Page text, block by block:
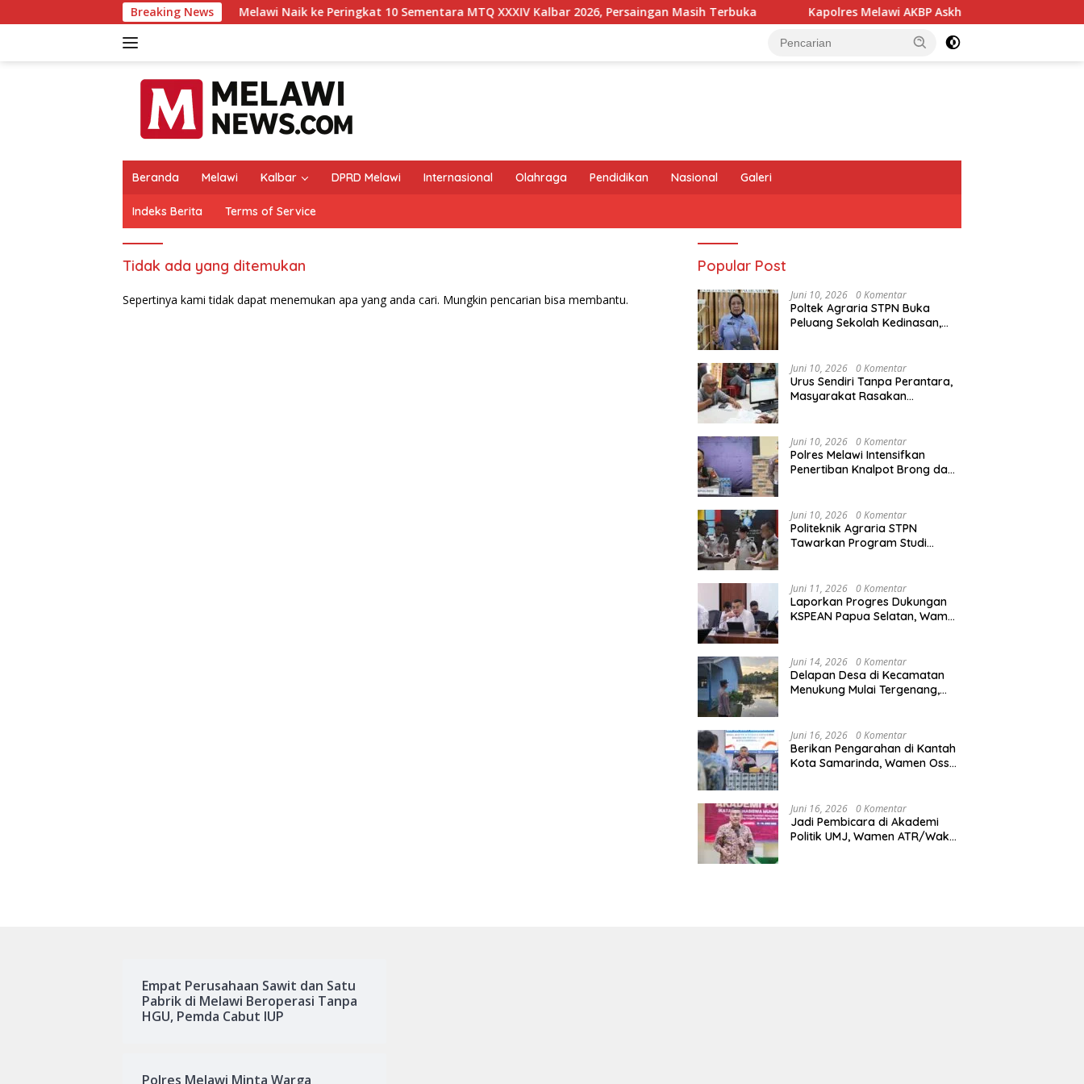
ke
Breaking NewsMelawi Naik ke Peringkat 10 Sementara MTQ XXXIV Kalbar 2026, Persaingan Masih Terbuka Kapolres Melawi AKBP Askhabul Kahfi Soroti Tujuh
Beranda Melawi Kalbar DPRD Melawi Internasional Olahraga Pendidikan Nasional Galeri
Indeks Berita Terms of Service
Tidak ada yang ditemukan
Sepertinya kami tidak dapat menemukan apa yang anda cari. Mungkin pencarian bisa membantu.
Popular Post
Juni 10, 2026 0 Komentar
Poltek Agraria STPN Buka
Peluang Sekolah Kedinasan,
Agraria/Pertanahan dan Tata
Ruang
Juni 10, 2026 0 Komentar
Urus Sendiri Tanpa Perantara,
Masyarakat Rasakan
Juni 10, 2026 0 Komentar
Polres Melawi Intensifkan
Penertiban Knalpot Brong dan
Juni 10, 2026 0 Komentar
Politeknik Agraria STPN
Tawarkan Program Studi
Juni 11, 2026 0 Komentar
Laporkan Progres Dukungan
KSPEAN Papua Selatan, Wamen
Nasional
Juni 14, 2026 0 Komentar
Delapan Desa di Kecamatan
Menukung Mulai Tergenang,
Juni 16, 2026 0 Komentar
Berikan Pengarahan di Kantah
Kota Samarinda, Wamen Ossy:
Kalimantan Timur
Juni 16, 2026 0 Komentar
Jadi Pembicara di Akademi
Politik UMJ, Wamen ATR/Waka
Empat Perusahaan Sawit dan Satu
Pabrik di Melawi Beroperasi Tanpa
HGU, Pemda Cabut IUP
Polres Melawi Minta Warga